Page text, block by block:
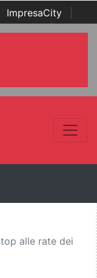
ImpresaCity
Awards | Italian
alle rate dei